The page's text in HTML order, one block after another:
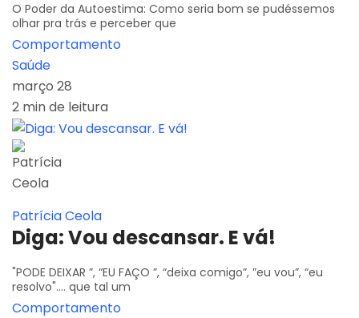
O Poder da Autoestima: Como seria bom se pudéssemos
olhar pra trás e perceber que
Comportamento
Saúde
março 28
2 min de leitura
Patrícia Ceola
Diga: Vou descansar. E vá!
"PODE DEIXAR ”, “EU FAÇO ”, “deixa comigo”, ”eu vou”, “eu
resolvo".... que tal um
Comportamento